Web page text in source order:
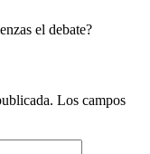
el debate?
Los campos